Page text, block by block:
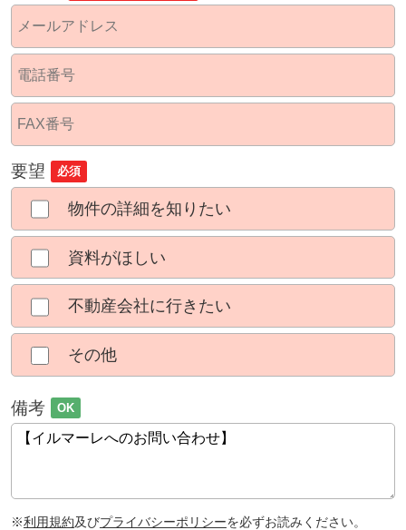
要望 必須
物件の詳細を知りたい
資料がほしい
不動産会社に行きたい
その他
備考 OK
※利用規約及びプライバシーポリシーを必ずお読みください。